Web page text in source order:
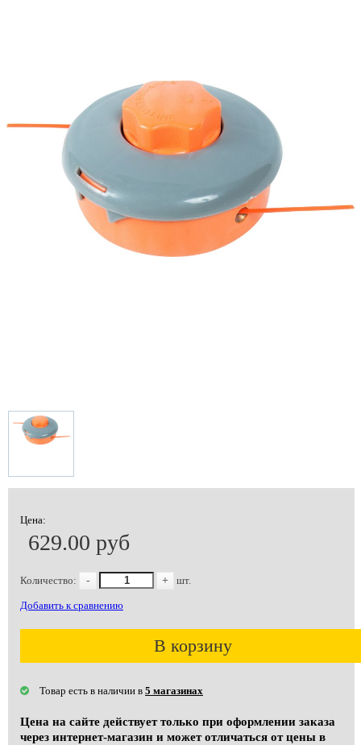
Цена:
629.00 руб
Количество: - + шт.
Добавить к сравнению
В корзину
Товар есть в наличии в 5 магазинах
Цена на сайте действует только при оформлении заказа
через интернет-магазин и может отличаться от цены в